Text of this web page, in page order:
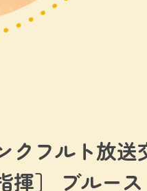
クフルト放
揮］ ブルース